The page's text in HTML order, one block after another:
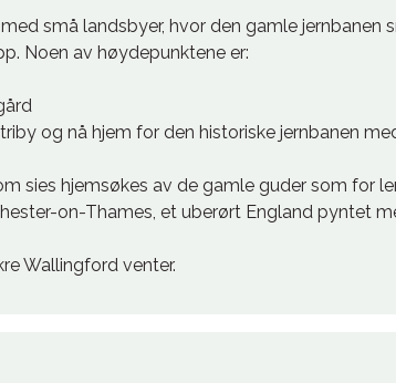
små landsbyer, hvor den gamle jernbanen
Noen av høydepunktene er:
og nå hjem for den historiske jernbanen
sies hjemsøkes av de gamle guder som for
on-Thames, et uberørt England pyntet
Wallingford venter.